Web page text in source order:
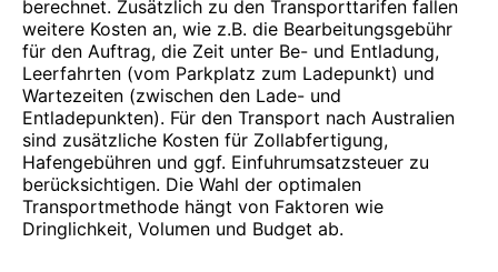
berechnet. Zusätzlich zu den Transporttarifen fallen
weitere Kosten an, wie z.B. die Bearbeitungsgebühr
für den Auftrag, die Zeit unter Be- und Entladung,
Leerfahrten (vom Parkplatz zum Ladepunkt) und
Wartezeiten (zwischen den Lade- und
Entladepunkten). Für den Transport nach Australien
sind zusätzliche Kosten für Zollabfertigung,
Hafengebühren und ggf. Einfuhrumsatzsteuer zu
berücksichtigen. Die Wahl der optimalen
Transportmethode hängt von Faktoren wie
Dringlichkeit, Volumen und Budget ab.